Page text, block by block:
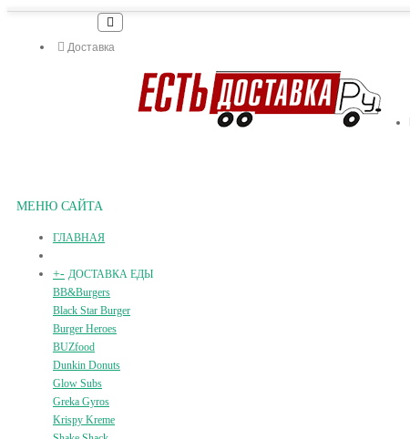
Доставка
МЕНЮ САЙТА
ГЛАВНАЯ
+- ДОСТАВКА ЕДЫ
BB&Burgers
Black Star Burger
Burger Heroes
BUZfood
Dunkin Donuts
Glow Subs
Greka Gyros
Krispy Kreme